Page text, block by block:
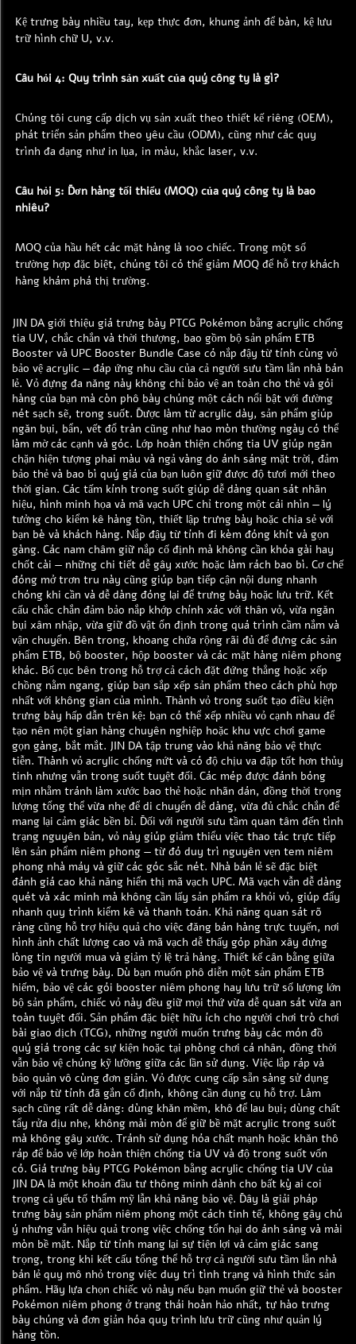
Kệ trưng bày nhiều tay, kẹp thực đơn, khung ảnh để bàn, kệ lưu
trữ hình chữ U, v.v.
Câu hỏi 4: Quy trình sản xuất của quý công ty là gì?
Chúng tôi cung cấp dịch vụ sản xuất theo thiết kế riêng (OEM),
phát triển sản phẩm theo yêu cầu (ODM), cũng như các quy
trình đa dạng như in lụa, in màu, khắc laser, v.v.
Câu hỏi 5: Đơn hàng tối thiểu (MOQ) của quý công ty là bao
nhiêu?
MOQ của hầu hết các mặt hàng là 100 chiếc. Trong một số
trường hợp đặc biệt, chúng tôi có thể giảm MOQ để hỗ trợ khách
hàng khám phá thị trường.
JIN DA giới thiệu giá trưng bày PTCG Pokémon bằng acrylic chống
tia UV, chắc chắn và thời thượng, bao gồm bộ sản phẩm ETB
Booster và UPC Booster Bundle Case có nắp đậy từ tính cùng vỏ
bảo vệ acrylic — đáp ứng nhu cầu của cả người sưu tầm lẫn nhà bán
lẻ. Vỏ đựng đa năng này không chỉ bảo vệ an toàn cho thẻ và gói
hàng của bạn mà còn phô bày chúng một cách nổi bật với đường
nét sạch sẽ, trong suốt. Được làm từ acrylic dày, sản phẩm giúp
ngăn bụi, bẩn, vết đổ tràn cũng như hao mòn thường ngày có thể
làm mờ các cạnh và góc. Lớp hoàn thiện chống tia UV giúp ngăn
chặn hiện tượng phai màu và ngả vàng do ánh sáng mặt trời, đảm
bảo thẻ và bao bì quý giá của bạn luôn giữ được độ tươi mới theo
thời gian. Các tấm kính trong suốt giúp dễ dàng quan sát nhãn
hiệu, hình minh họa và mã vạch UPC chỉ trong một cái nhìn — lý
tưởng cho kiểm kê hàng tồn, thiết lập trưng bày hoặc chia sẻ với
bạn bè và khách hàng. Nắp đậy từ tính đi kèm đóng khít và gọn
gàng. Các nam châm giữ nắp cố định mà không cần khóa gài hay
chốt cài — những chi tiết dễ gây xước hoặc làm rách bao bì. Cơ chế
đóng mở trơn tru này cũng giúp bạn tiếp cận nội dung nhanh
chóng khi cần và dễ dàng đóng lại để trưng bày hoặc lưu trữ. Kết
cấu chắc chắn đảm bảo nắp khớp chính xác với thân vỏ, vừa ngăn
bụi xâm nhập, vừa giữ đồ vật ổn định trong quá trình cầm nắm và
vận chuyển. Bên trong, khoang chứa rộng rãi đủ để đựng các sản
phẩm ETB, bộ booster, hộp booster và các mặt hàng niêm phong
khác. Bố cục bên trong hỗ trợ cả cách đặt đứng thẳng hoặc xếp
chồng nằm ngang, giúp bạn sắp xếp sản phẩm theo cách phù hợp
nhất với không gian của mình. Thành vỏ trong suốt tạo điều kiện
trưng bày hấp dẫn trên kệ: bạn có thể xếp nhiều vỏ cạnh nhau để
tạo nên một gian hàng chuyên nghiệp hoặc khu vực chơi game
gọn gàng, bắt mắt. JIN DA tập trung vào khả năng bảo vệ thực
tiễn. Thành vỏ acrylic chống nứt và có độ chịu va đập tốt hơn thủy
tinh nhưng vẫn trong suốt tuyệt đối. Các mép được đánh bóng
mịn nhằm tránh làm xước bao thẻ hoặc nhãn dán, đồng thời trọng
lượng tổng thể vừa nhẹ để di chuyển dễ dàng, vừa đủ chắc chắn để
mang lại cảm giác bền bỉ. Đối với người sưu tầm quan tâm đến tình
trạng nguyên bản, vỏ này giúp giảm thiểu việc thao tác trực tiếp
lên sản phẩm niêm phong — từ đó duy trì nguyên vẹn tem niêm
phong nhà máy và giữ các góc sắc nét. Nhà bán lẻ sẽ đặc biệt
đánh giá cao khả năng hiển thị mã vạch UPC. Mã vạch vẫn dễ dàng
quét và xác minh mà không cần lấy sản phẩm ra khỏi vỏ, giúp đẩy
nhanh quy trình kiểm kê và thanh toán. Khả năng quan sát rõ
ràng cũng hỗ trợ hiệu quả cho việc đăng bán hàng trực tuyến, nơi
hình ảnh chất lượng cao và mã vạch dễ thấy góp phần xây dựng
lòng tin người mua và giảm tỷ lệ trả hàng. Thiết kế cân bằng giữa
bảo vệ và trưng bày. Dù bạn muốn phô diễn một sản phẩm ETB
hiếm, bảo vệ các gói booster niêm phong hay lưu trữ số lượng lớn
bộ sản phẩm, chiếc vỏ này đều giữ mọi thứ vừa dễ quan sát vừa an
toàn tuyệt đối. Sản phẩm đặc biệt hữu ích cho người chơi trò chơi
bài giao dịch (TCG), những người muốn trưng bày các món đồ
quý giá trong các sự kiện hoặc tại phòng chơi cá nhân, đồng thời
vẫn bảo vệ chúng kỹ lưỡng giữa các lần sử dụng. Việc lắp ráp và
bảo quản vô cùng đơn giản. Vỏ được cung cấp sẵn sàng sử dụng
với nắp từ tính đã gắn cố định, không cần dụng cụ hỗ trợ. Làm
sạch cũng rất dễ dàng: dùng khăn mềm, khô để lau bụi; dùng chất
tẩy rửa dịu nhẹ, không mài mòn để giữ bề mặt acrylic trong suốt
mà không gây xước. Tránh sử dụng hóa chất mạnh hoặc khăn thô
ráp để bảo vệ lớp hoàn thiện chống tia UV và độ trong suốt vốn
có. Giá trưng bày PTCG Pokémon bằng acrylic chống tia UV của
JIN DA là một khoản đầu tư thông minh dành cho bất kỳ ai coi
trọng cả yếu tố thẩm mỹ lẫn khả năng bảo vệ. Đây là giải pháp
trưng bày sản phẩm niêm phong một cách tinh tế, không gây chú
ý nhưng vẫn hiệu quả trong việc chống tổn hại do ánh sáng và mài
mòn bề mặt. Nắp từ tính mang lại sự tiện lợi và cảm giác sang
trọng, trong khi kết cấu tổng thể hỗ trợ cả người sưu tầm lẫn nhà
bán lẻ quy mô nhỏ trong việc duy trì tình trạng và hình thức sản
phẩm. Hãy lựa chọn chiếc vỏ này nếu bạn muốn giữ thẻ và booster
Pokémon niêm phong ở trạng thái hoàn hảo nhất, tự hào trưng
bày chúng và đơn giản hóa quy trình lưu trữ cũng như quản lý
hàng tồn.